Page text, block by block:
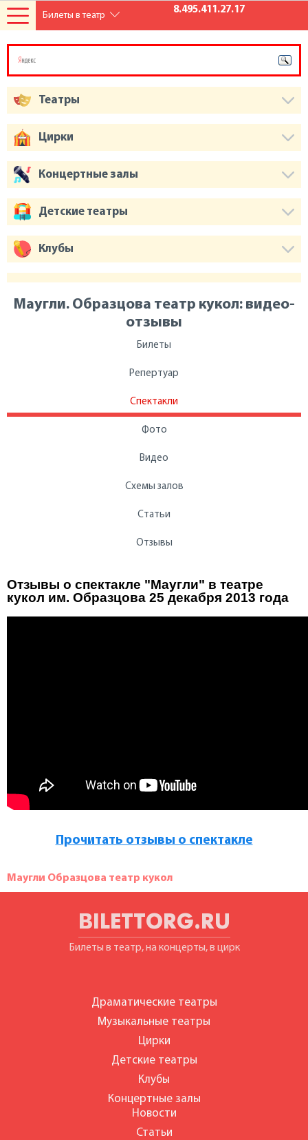
8.495.411.27.17
Маугли. Образцова театр кукол: видео-
отзывы
Билеты
Репертуар
Спектакли
Фото
Видео
Схемы залов
Статьи
Отзывы
Отзывы о спектакле "Маугли" в театре
кукол им. Образцова 25 декабря 2013 года
Прочитать отзывы о спектакле
Маугли Образцова театр кукол
Театры
Цирки
Концертные залы
Детские театры
Клубы
Билеты в театр
BILETTORG.RU
Билеты в театр, на концерты, в цирк
Драматические театры
Музыкальные театры
Цирки
Детские театры
Клубы
Концертные залы
Новости
Статьи